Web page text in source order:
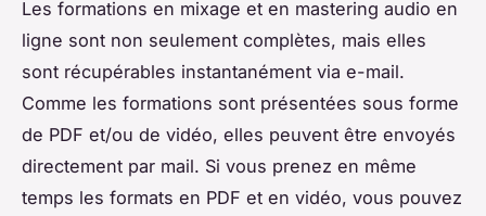
Les formations en mixage et en mastering audio en
ligne sont non seulement complètes, mais elles
sont récupérables instantanément via e-mail.
Comme les formations sont présentées sous forme
de PDF et/ou de vidéo, elles peuvent être envoyés
directement par mail. Si vous prenez en même
temps les formats en PDF et en vidéo, vous pouvez